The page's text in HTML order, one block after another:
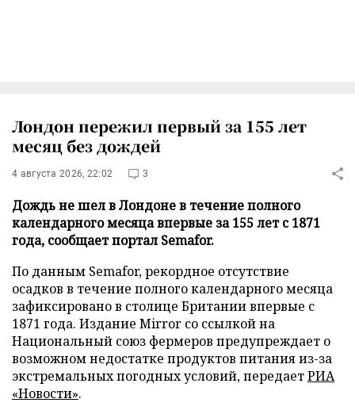
Лондон пережил первый за 155 лет
месяц без дождей
4 августа 2026, 22:02 3
Дождь не шел в Лондоне в течение полного
календарного месяца впервые за 155 лет с 1871
года, сообщает портал Semafor.
По данным Semafor, рекордное отсутствие
осадков в течение полного календарного месяца
зафиксировано в столице Британии впервые с
1871 года. Издание Mirror со ссылкой на
Национальный союз фермеров предупреждает о
возможном недостатке продуктов питания из-за
экстремальных погодных условий, передаетРИА
«Новости».